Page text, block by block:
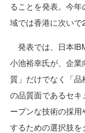
ることを発表。今
域では香港に次いで
発表では、日本
小池裕幸氏が、企
質」だけでなく「
の品質面であるセ
ープンな技術の採
するための選択肢